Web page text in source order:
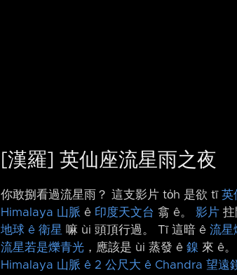
[漢羅] 英仙座流星雨之夜
你敢捌看過流星雨？ 這支影片 to̍h 是欲 tī 英
Himalaya 山脈 ê 印度天文台 翕 ê。 影片 拄
地球 ê 衛星 嘛 ùi 頭頂行過。 Tī 這暗 ê 流星
流星若是爍青光 ，應該是 ùi 蒸發 ê 鎳 來 ê
Himalaya 山脈 ê 2 公尺大 ê Chandra 望遠